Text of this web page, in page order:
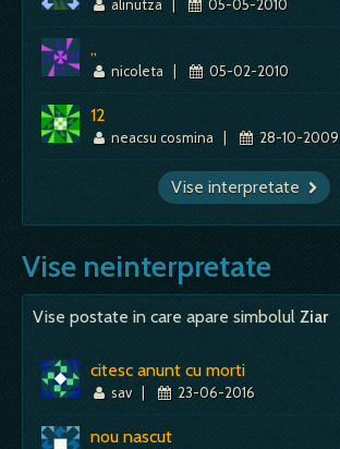
alinutza 05-05-2010
,,
nicoleta | 05-02-2010
12
neacsu cosmina | 28-10-2009
Vise interpretate
Vise neinterpretate
Vise postate in care apare simbolul Ziar
citesc anunt cu morti
sav | 23-06-2016
nou nascut